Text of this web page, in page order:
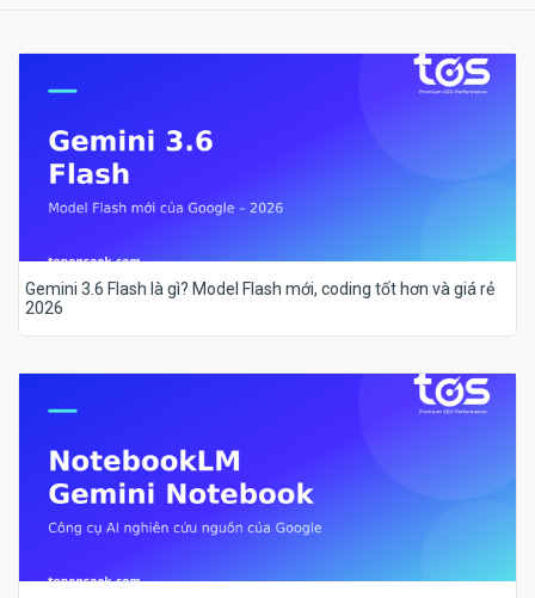
Gemini 3.6 Flash là gì? Model Flash mới, coding tốt hơn và giá rẻ
2026